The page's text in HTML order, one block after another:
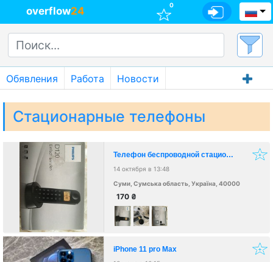
overflow24 0
Обявления Работа Новости
Стационарные телефоны
Телефон беспроводной стационарный PHILIPS D120
14 октября в 13:48
Суми, Сумська область, Україна, 40000
170 ₴
iPhone 11 pro Max